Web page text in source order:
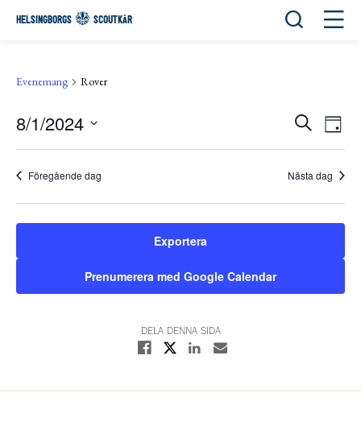
HELSINGBORGS SCOUTKÅR Öppna
Evenemang Rover
Search
and
Views
Sök Day
8/1/2024
Välj
datum.
Föregående dag Nästa dag
Exportera
Prenumerera med Google Calendar
DELA DENNA SIDA
Dela på Facebook
Dela på XDela på Linkedin
Dela med E-post